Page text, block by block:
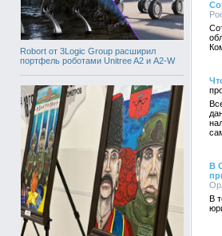
Robort от 3Logic Group расширил
портфель роботами Unitree A2 и A2-W
В
В